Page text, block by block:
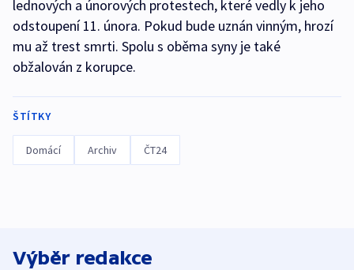
lednových a únorových protestech, které vedly k jeho
odstoupení 11. února. Pokud bude uznán vinným, hrozí
mu až trest smrti. Spolu s oběma syny je také
obžalován z korupce.
ŠTÍTKY
Domácí Archiv ČT24
Výběr redakce